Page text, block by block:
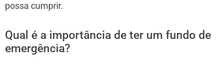
possa cumprir.
Qual é a importância de ter um fundo de
emergência?